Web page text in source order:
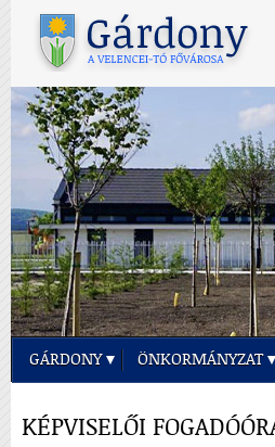
GÁRDONY ÖNKORMÁNYZAT
KÉPVISELŐI